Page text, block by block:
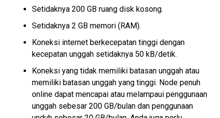
Setidaknya 200 GB ruang disk kosong.
Setidaknya 2 GB memori (RAM).
Koneksi internet berkecepatan tinggi dengan
kecepatan unggah setidaknya 50 kB/detik.
Koneksi yang tidak memiliki batasan unggah atau
memiliki batasan unggah yang tinggi. Node penuh
online dapat mencapai atau melampaui penggunaan
unggah sebesar 200 GB/bulan dan penggunaan